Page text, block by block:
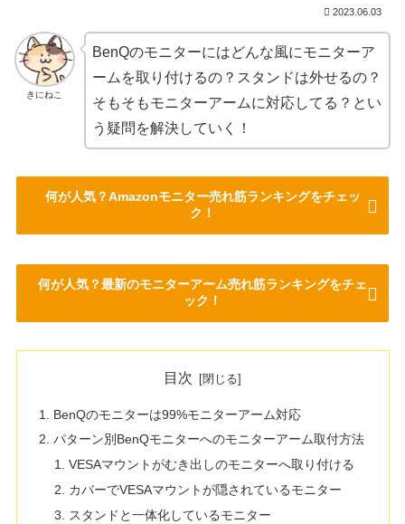
2023.06.03
きにねこ
BenQのモニターにはどんな風にモニターア
ームを取り付けるの？スタンドは外せるの？
そもそもモニターアームに対応してる？とい
う疑問を解決していく！
何が人気？Amazonモニター売れ筋ランキングをチェッ
ク！
何が人気？最新のモニターアーム売れ筋ランキングをチェ
ック！
目次
BenQのモニターは99%モニターアーム対応
パターン別BenQモニターへのモニターアーム取付方法
VESAマウントがむき出しのモニターへ取り付ける
カバーでVESAマウントが隠されているモニター
スタンドと一体化しているモニター